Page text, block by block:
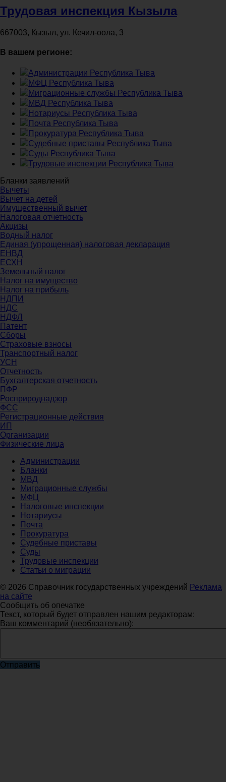
Трудовая инспекция Кызыла
667003, Кызыл, ул. Кечил-оола, 3
В вашем регионе:
Администрации Республика Тыва
МФЦ Республика Тыва
Миграционные службы Республика Тыва
МВД Республика Тыва
Нотариусы Республика Тыва
Почта Республика Тыва
Прокуратура Республика Тыва
Судебные приставы Республика Тыва
Суды Республика Тыва
Трудовые инспекции Республика Тыва
Бланки заявлений
Вычеты
Вычет на детей
Имущественный вычет
Налоговая отчетность
Акцизы
Водный налог
Единая (упрощенная) налоговая декларация
ЕНВД
ЕСХН
Земельный налог
Налог на имущество
Налог на прибыль
НДПИ
НДС
НДФЛ
Патент
Сборы
Страховые взносы
Транспортный налог
УСН
Отчетность
Бухгалтерская отчетность
ПФР
Росприроднадзор
ФСС
Регистрационные действия
ИП
Организации
Физические лица
Администрации
Бланки
МВД
Миграционные службы
МФЦ
Налоговые инспекции
Нотариусы
Почта
Прокуратура
Судебные приставы
Суды
Трудовые инспекции
Статьи о миграции
© 2026 Справочник государственных учреждений Реклама
на сайте
Сообщить об опечатке
Текст, который будет отправлен нашим редакторам:
Ваш комментарий (необязательно):
Отправить